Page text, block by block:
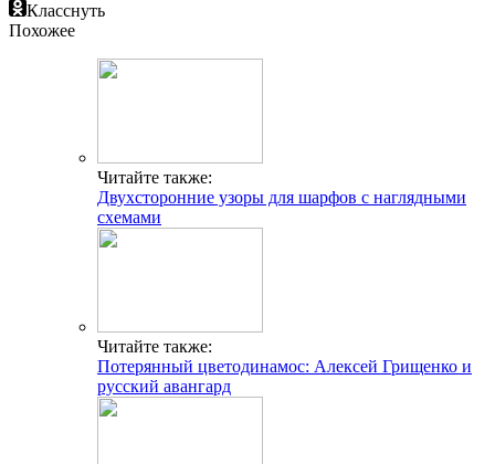
Класснуть
Похожее
Читайте также:
Двухсторонние узоры для шарфов с наглядными
схемами
Читайте также:
Потерянный цветодинамос: Алексей Грищенко и
русский авангард